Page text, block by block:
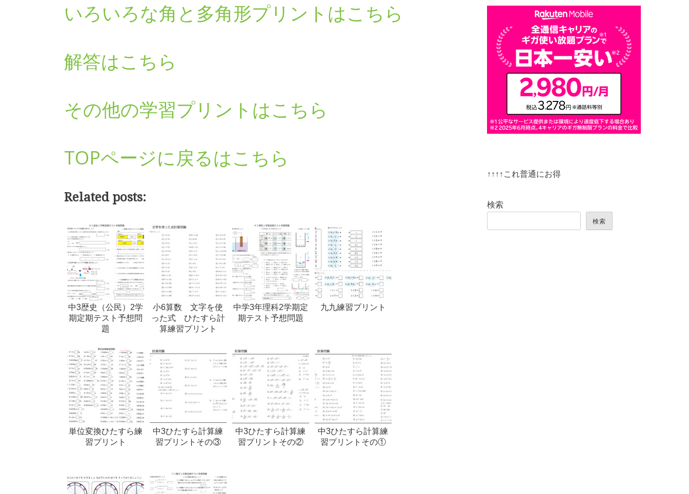
いろいろな角と多角形プリントはこちら
解答はこちら
その他の学習プリントはこちら
TOPページに戻るはこちら
Related posts:
中3歴史（公民）2学
期定期テスト予想問
題
小6算数 文字を使
った式 ひたすら計
算練習プリント
中学3年理科2学期定
期テスト予想問題
九九練習プリント
単位変換ひたすら練
習プリント
中3ひたすら計算練
習プリントその③
中3ひたすら計算練
習プリントその②
中3ひたすら計算練
習プリントその①
↑↑↑↑これ普通にお得
検索
検索